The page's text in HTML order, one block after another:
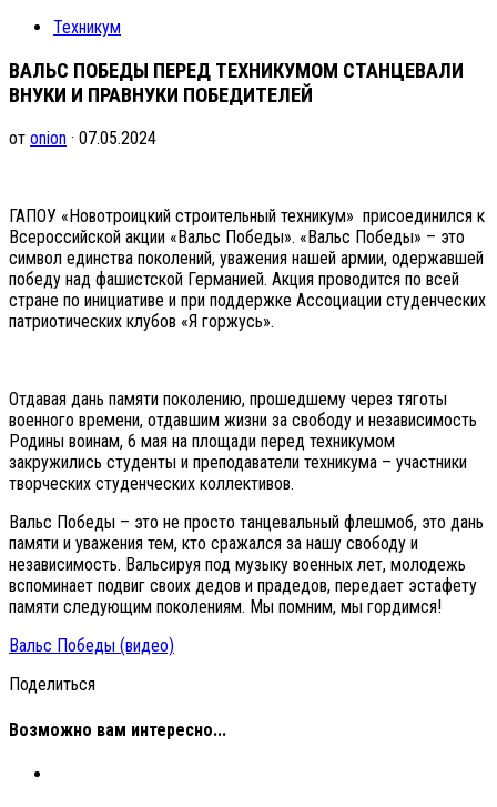
Техникум
ВАЛЬС ПОБЕДЫ ПЕРЕД ТЕХНИКУМОМ СТАНЦЕВАЛИ
ВНУКИ И ПРАВНУКИ ПОБЕДИТЕЛЕЙ
от onion · 07.05.2024
ГАПОУ «Новотроицкий строительный техникум» присоединился к
Всероссийской акции «Вальс Победы». «Вальс Победы» – это
символ единства поколений, уважения нашей армии, одержавшей
победу над фашистской Германией. Акция проводится по всей
стране по инициативе и при поддержке Ассоциации студенческих
патриотических клубов «Я горжусь».
Отдавая дань памяти поколению, прошедшему через тяготы
военного времени, отдавшим жизни за свободу и независимость
Родины воинам, 6 мая на площади перед техникумом
закружились студенты и преподаватели техникума – участники
творческих студенческих коллективов.
Вальс Победы – это не просто танцевальный флешмоб, это дань
памяти и уважения тем, кто сражался за нашу свободу и
независимость. Вальсируя под музыку военных лет, молодежь
вспоминает подвиг своих дедов и прадедов, передает эстафету
памяти следующим поколениям. Мы помним, мы гордимся!
Вальс Победы (видео)
Поделиться
Возможно вам интересно...